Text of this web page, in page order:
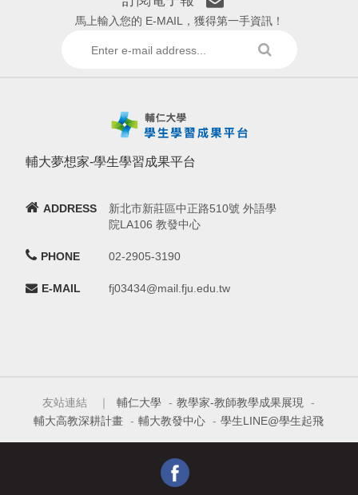
馬上輸入您的 E-MAIL，獲得第一手資訊！
輔大夢想家-學生學習成果平台
ADDRESS
新北市新莊區中正路510號 外語學
院LA106 教發中心
PHONE 02-2905-3190
E-MAIL fj03434@mail.fju.edu.tw
友站連結 ｜ 輔仁大學 - 教學家-教師教學成果展現 -
輔大高教深耕計畫 - 輔大教發中心 - 學生LINE@學生起飛